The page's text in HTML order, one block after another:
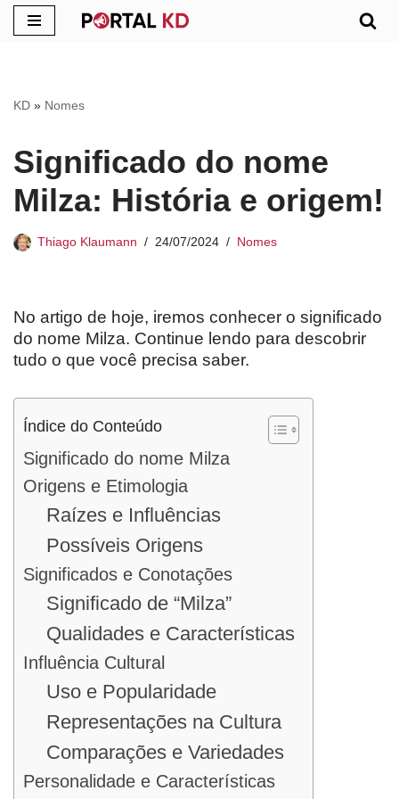
conteúdo
KD » Nomes
Significado do nome
Milza: História e origem!
Thiago Klaumann 24/07/2024 Nomes
No artigo de hoje, iremos conhecer o significado
do nome Milza. Continue lendo para descobrir
tudo o que você precisa saber.
Índice do Conteúdo
Significado do nome Milza
Origens e Etimologia
Raízes e Influências
Possíveis Origens
Significados e Conotações
Significado de “Milza”
Qualidades e Características
Influência Cultural
Uso e Popularidade
Representações na Cultura
Comparações e Variedades
Personalidade e Características